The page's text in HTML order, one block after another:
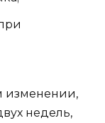
изменении,
недель,